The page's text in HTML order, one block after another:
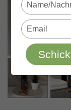
your
name
Type
your
email